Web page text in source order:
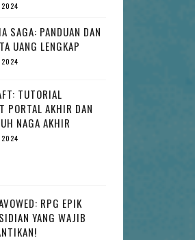
2024
SAGA: PANDUAN DAN
UANG LENGKAP
2024
TUTORIAL
PORTAL AKHIR DAN
NAGA AKHIR
2024
RPG EPIK
YANG WAJIB